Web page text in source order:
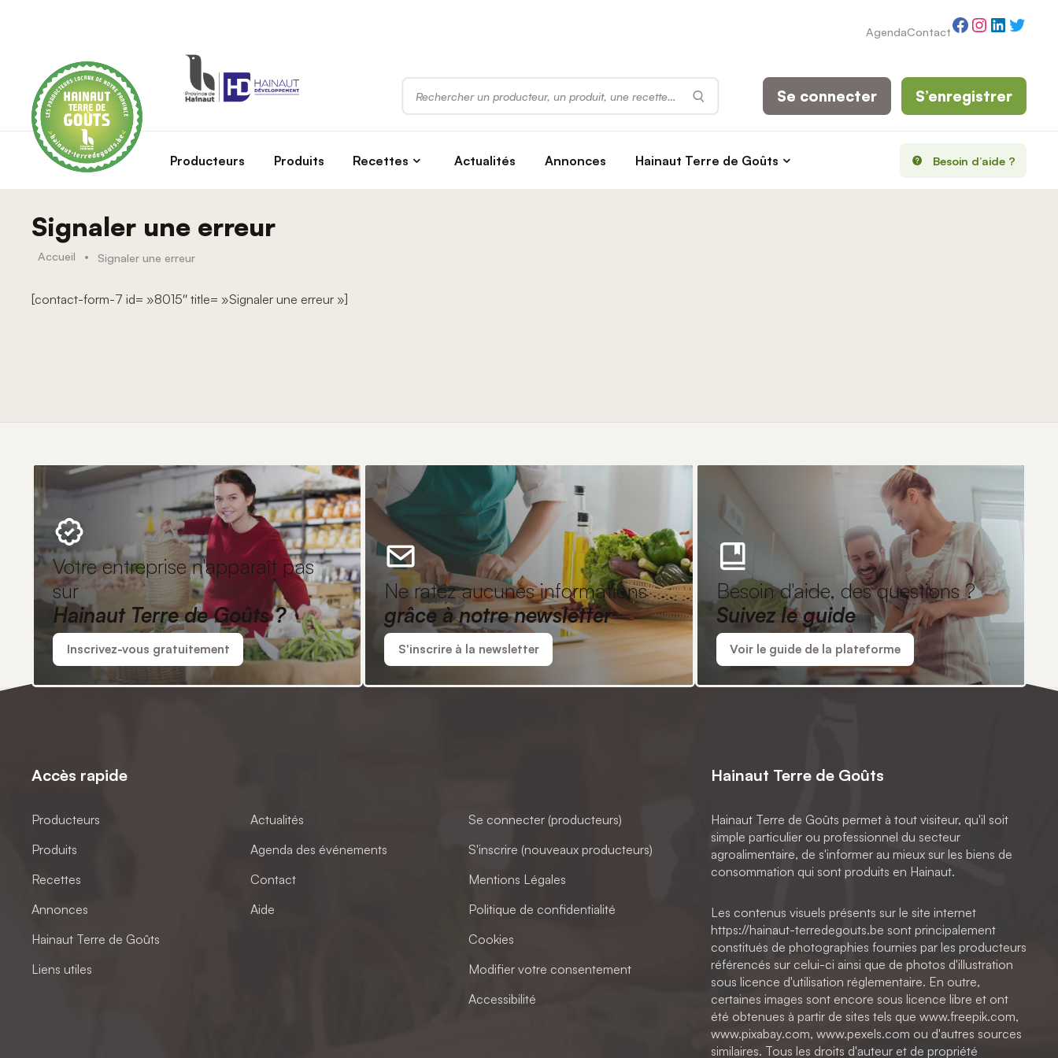
AgendaContactFacebook
Instagram
Rechercher
Producteurs Produits Recettes Actualités Annonces Hainaut Terre de Goûts Besoin d’aide ?
Se connecter S’enregistrer
Signaler une erreur
Accueil • Signaler une erreur
[contact-form-7 id= »8015″ title= »Signaler une erreur »]
Votre entreprise n'apparaît pas
sur
Hainaut Terre de Goûts ?
Inscrivez-vous gratuitement
Ne ratez aucunes informations
grâce à notre newsletter
S'inscrire à la newsletter
Besoin d'aide, des questions ?
Suivez le guide
Voir le guide de la plateforme
Accès rapide
Producteurs
Produits
Recettes
Annonces
Hainaut Terre de Goûts
Liens utiles
Actualités
Agenda des événements
Contact
Aide
Se connecter (producteurs)
S'inscrire (nouveaux producteurs)
Mentions Légales
Politique de confidentialité
Cookies
Modifier votre consentement
Accessibilité
Hainaut Terre de Goûts
Hainaut Terre de Goûts permet à tout visiteur, qu'il soit
simple particulier ou professionnel du secteur
agroalimentaire, de s'informer au mieux sur les biens de
consommation qui sont produits en Hainaut.
Les contenus visuels présents sur le site internet
https://hainaut-terredegouts.be sont principalement
constitués de photographies fournies par les producteurs
référencés sur celui-ci ainsi que de photos d'illustration
sous licence d'utilisation réglementaire. En outre,
certaines images sont encore sous licence libre et ont
été obtenues à partir de sites tels que www.freepik.com,
www.pixabay.com, www.pexels.com ou d'autres sources
similaires. Tous les droits d'auteur et de propriété